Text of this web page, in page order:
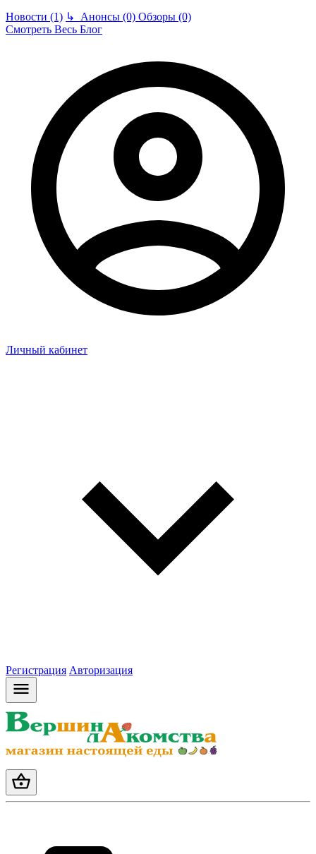
Новости (1) ↳ Анонсы (0) Обзоры (0)
Смотреть Весь Блог
Личный кабинет
Регистрация Авторизация